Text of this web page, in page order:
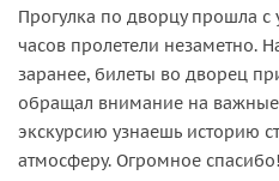
Прогулка по дворцу прошла с
часов пролетели незаметно.
заранее, билеты во дворец
обращал внимание на важные
экскурсию узнаешь историю
атмосферу. Огромное